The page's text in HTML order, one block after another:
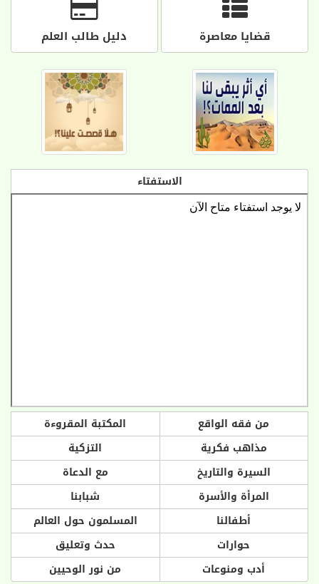
قضايا معاصرة دليل طالب العلم
الاستفتاء
من فقه الواقع
المكتبة المقروءة
مذاهب فكرية
التزكية
السيرة والتاريخ
مع الدعاة
المرأة والأسرة
شبابنا
أطفالنا
المسلمون حول العالم
حوارات
حدث وتعليق
أدب ومنوعات
من نور الوحيين